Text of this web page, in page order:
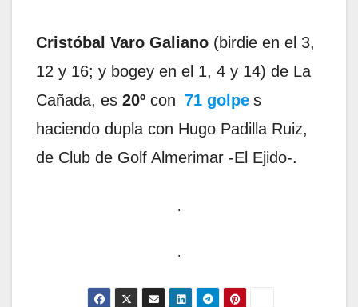
Cristóbal Varo Galiano (birdie en el 3,
12 y 16; y bogey en el 1, 4 y 14) de La
Cañada, es 20º con 71 golpe s
haciendo dupla con Hugo Padilla Ruiz,
de Club de Golf Almerimar -El Ejido-.
.
.